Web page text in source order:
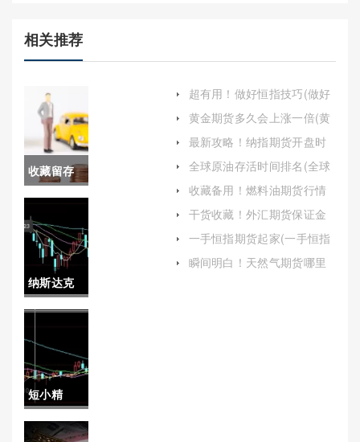
相关推荐
收藏留存
好！恒指
的风险(恒
指风险溢
价)
纳斯达克
期货跌黄
金怎样(纳
斯达克期
货100)
短小精
湛！期货
超有用！做好恒指技巧(做好
恒指的绝招)
黄金期货多久会上涨一倍(黄
金期货多久会上涨一倍呢)
最新攻略！纳指期货开盘时
间（为投资者提供有价值的
参考）
全球原油存活时间排名(全球
原油存活时间排名榜)
收藏备用！燃料油期货行情
(国际燃料油期货)
干货收藏！外汇期货保证金
(外汇保证金骗局)
一手恒指期货起家(一手恒指
期货多少钱)
瞬间明白！天然气期货哪里